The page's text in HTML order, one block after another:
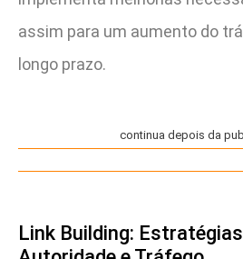
assim para um aumento do
longo prazo.
continua depois da
Link Building: